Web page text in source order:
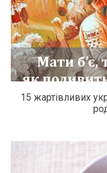
15 жартівливих